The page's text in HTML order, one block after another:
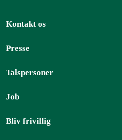
Kontakt os
Presse
Talspersoner
Job
Bliv frivillig